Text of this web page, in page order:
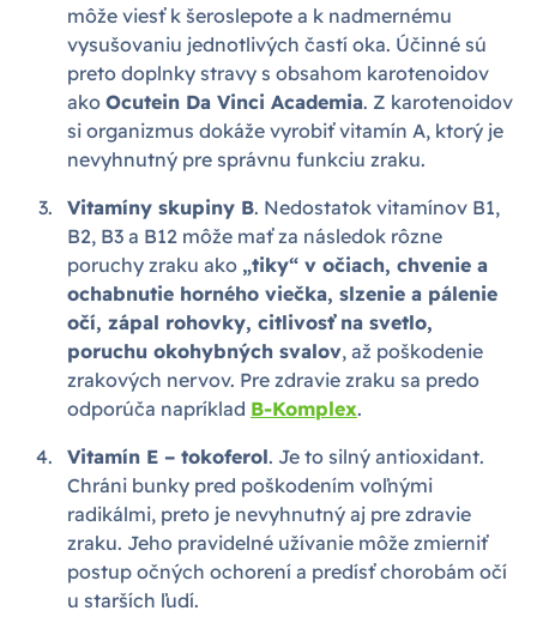
môže viesť k šeroslepote a k nadmernému
vysušovaniu jednotlivých častí oka. Účinné sú
preto doplnky stravy s obsahom karotenoidov
ako Ocutein Da Vinci Academia. Z karotenoidov
si organizmus dokáže vyrobiť vitamín A, ktorý je
nevyhnutný pre správnu funkciu zraku.
Vitamíny skupiny B. Nedostatok vitamínov B1,
B2, B3 a B12 môže mať za následok rôzne
poruchy zraku ako „tiky“ v očiach, chvenie a
ochabnutie horného viečka, slzenie a pálenie
očí, zápal rohovky, citlivosť na svetlo,
poruchu okohybných svalov, až poškodenie
zrakových nervov. Pre zdravie zraku sa predo
odporúča napríklad B-Komplex.
Vitamín E – tokoferol. Je to silný antioxidant.
Chráni bunky pred poškodením voľnými
radikálmi, preto je nevyhnutný aj pre zdravie
zraku. Jeho pravidelné užívanie môže zmierniť
postup očných ochorení a predísť chorobám očí
u starších ľudí.